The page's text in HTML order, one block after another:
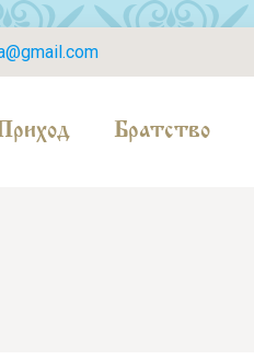
Приход Братство